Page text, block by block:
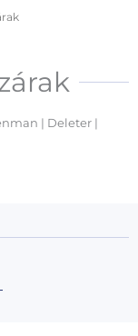
| Deleter |